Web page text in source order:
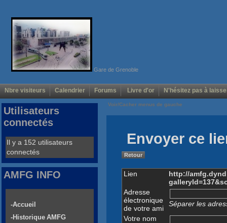
Gare de Grenoble
Nbre visiteurs Calendrier Forums Livre d'or N'hésitez pas à
Voir/Cacher menus de gauche
Envoyer ce
Retour
Lien
http://
Adresse
électronique
de votre ami
Séparer les
Votre nom
Utilisateurs
connectés
Il y a 152 utilisateurs
connectés
AMFG INFO
-Accueil
-Historique AMFG